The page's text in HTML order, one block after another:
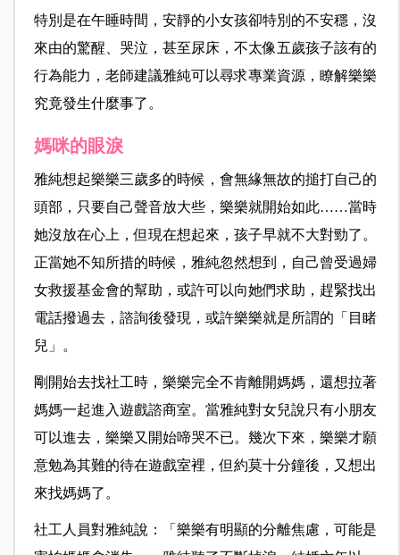
特別是在午睡時間，安靜的小女孩卻特別的不安穩，沒
來由的驚醒、哭泣，甚至尿床，不太像五歲孩子該有的
行為能力，老師建議雅純可以尋求專業資源，瞭解樂樂
究竟發生什麼事了。
媽咪的眼淚
雅純想起樂樂三歲多的時候，會無緣無故的搥打自己的
頭部，只要自己聲音放大些，樂樂就開始如此……當時
她沒放在心上，但現在想起來，孩子早就不大對勁了。
正當她不知所措的時候，雅純忽然想到，自己曾受過婦
女救援基金會的幫助，或許可以向她們求助，趕緊找出
電話撥過去，諮詢後發現，或許樂樂就是所謂的「目睹
兒」。
剛開始去找社工時，樂樂完全不肯離開媽媽，還想拉著
媽媽一起進入遊戲諮商室。當雅純對女兒說只有小朋友
可以進去，樂樂又開始啼哭不已。幾次下來，樂樂才願
意勉為其難的待在遊戲室裡，但約莫十分鐘後，又想出
來找媽媽了。
社工人員對雅純說：「樂樂有明顯的分離焦慮，可能是